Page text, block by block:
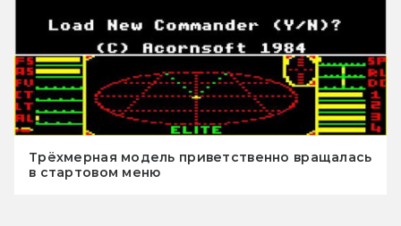
Трёхмерная модель приветственно вращалась
в стартовом меню